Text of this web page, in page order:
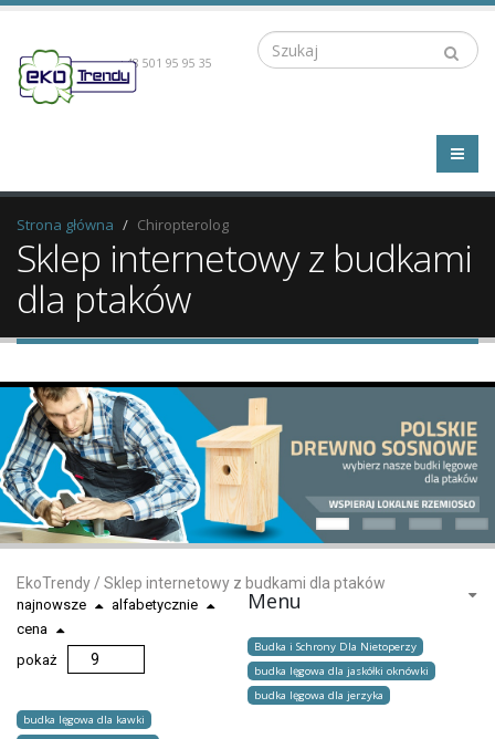
Szukaj
+48 501 95 95 35
Strona główna Chiropterolog
Sklep internetowy z budkami
dla ptaków
EkoTrendy/ Sklep internetowy z budkami dla ptaków
najnowsze
alfabetycznie
cena
pokaż
Menu
Budka i Schrony Dla Nietoperzy
budka lęgowa dla jaskółki oknówki
budka lęgowa dla jerzyka
budka lęgowa dla kawki